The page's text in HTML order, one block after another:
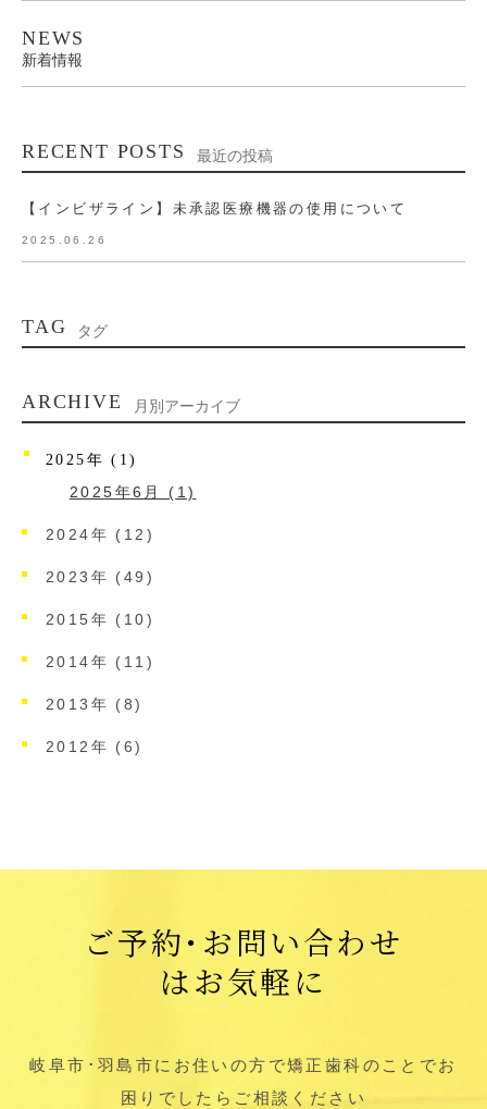
NEWS
新着情報
RECENT POSTS 最近の投稿
【インビザライン】未承認医療機器の使用について
2025.06.26
TAG タグ
ARCHIVE 月別アーカイブ
2025年 (1)
2025年6月 (1)
2024年 (12)
2023年 (49)
2015年 (10)
2014年 (11)
2013年 (8)
2012年 (6)
ご予約･お問い合わせ
はお気軽に
岐阜市･羽島市にお住いの方で矯正歯科のことでお
困りでしたらご相談ください